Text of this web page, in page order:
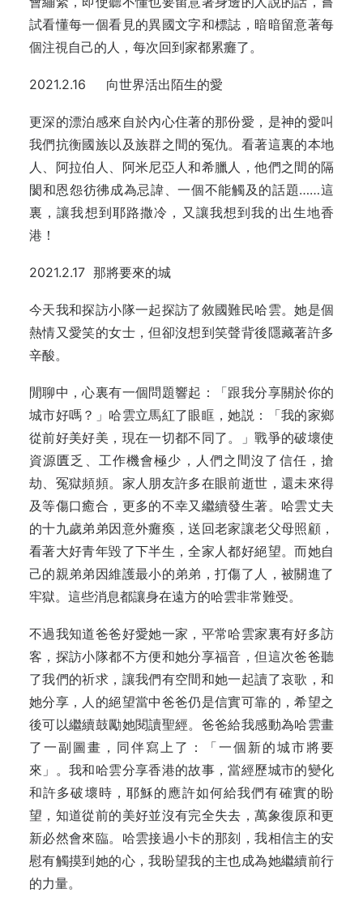
試看懂每一個看見的異國文字和標誌，暗暗留意著每
個注視自己的人，每次回到家都累癱了。
2021.2.16 向世界活出陌生的愛
更深的漂泊感來自於內心住著的那份愛，是神的愛叫
我們抗衡國族以及族群之間的冤仇。看著這裏的本地
人、阿拉伯人、阿米尼亞人和希臘人，他們之間的隔
閡和恩怨彷彿成為忌諱、一個不能觸及的話題……這
裏，讓我想到耶路撒冷，又讓我想到我的出生地香
港！
2021.2.17 那將要來的城
今天我和探訪小隊一起探訪了敘國難民哈雲。她是個
熱情又愛笑的女士，但卻沒想到笑聲背後隱藏著許多
辛酸。
閒聊中，心裏有一個問題響起：「跟我分享關於你的
城市好嗎？」哈雲立馬紅了眼眶，她説：「我的家鄉
從前好美好美，現在一切都不同了。」戰爭的破壞使
資源匱乏、工作機會極少，人們之間沒了信任，搶
劫、冤獄頻頻。家人朋友許多在眼前逝世，還未來得
及等傷口癒合，更多的不幸又繼續發生著。哈雲丈夫
的十九歲弟弟因意外癱瘓，送回老家讓老父母照顧，
看著大好青年毀了下半生，全家人都好絕望。而她自
己的親弟弟因維護最小的弟弟，打傷了人，被關進了
牢獄。這些消息都讓身在遠方的哈雲非常難受。
不過我知道爸爸好愛她一家，平常哈雲家裏有好多訪
客，探訪小隊都不方便和她分享福音，但這次爸爸聽
了我們的祈求，讓我們有空間和她一起讀了哀歌，和
她分享，人的絕望當中爸爸仍是信實可靠的，希望之
後可以繼續鼓勵她閱讀聖經。爸爸給我感動為哈雲畫
了一副圖畫，同伴寫上了：「一個新的城市將要
來」。我和哈雲分享香港的故事，當經歷城市的變化
和許多破壞時，耶穌的應許如何給我們有確實的盼
望，知道從前的美好並沒有完全失去，萬象復原和更
新必然會來臨。哈雲接過小卡的那刻，我相信主的安
慰有觸摸到她的心，我盼望我的主也成為她繼續前行
的力量。